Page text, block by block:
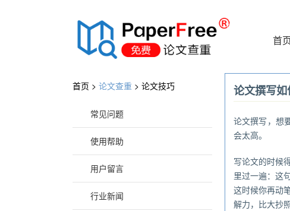
®
首
首页 > 论文查重 > 论文技巧
常见问题
使用帮助
用户留言
行业新闻
论文撰写如
论文撰写， 想
会太高。
写论文的时候
里过一遍：这
这时候你再动
解力，比大抄